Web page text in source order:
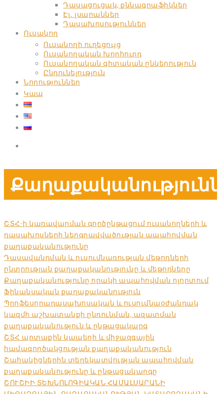
Դասացուցակ, քննագրաֆիկներ
Էլ․ լսարաններ
Դասախոսություններ
Ուսանող
Ուսանողի ուղեցույց
Ուսանողական խորհուրդ
Ուսանողական գիտական ընկերություն
Ընդունելություն
Նորություններ
Կապ
ՇՏՀ-ի կառավարման գործընթացում ուսանողների և
դասախոսների ներգրավվածության ապահովման
քաղաքականությունը
Դասավանդման և ուսումնառության մեթոդների
ընտրության քաղաքականությունը և մեթոդները
Քաղաքականությունը որակի ապահովման ոլորտում
Ֆինանսական քաղաքականություն
Պրոֆեսորադասախոսական և ուսումնաօժանդակ
կազմի աշխատանքի ընդունման, ազատման
քաղաքականություն և ընթացակարգ
ՇՏՀ արտաքին կապերի և միջազգային
համագործակցության քաղաքականություն
Շահակիցներին տեղեկատվության ապահովման
քաղաքականությունը և ընթացակարգը
ՇՈՒՇԻԻ ՏԵԽՆՈԼՈԳԻԱԿԱՆ ՀԱՄԱԼՍԱՐԱՆԻ